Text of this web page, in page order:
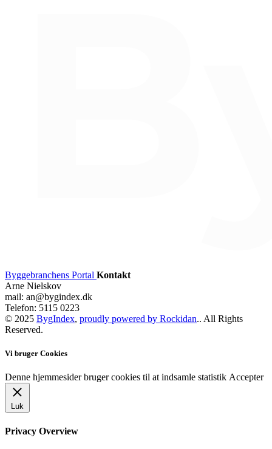
Byggebranchens Portal Kontakt
Arne Nielskov
mail: an@bygindex.dk
Telefon: 5115 0223
© 2025 BygIndex, proudly powered by Rockidan.. All Rights
Reserved.
Vi bruger Cookies
Denne hjemmesider bruger cookies til at indsamle statistik Accepter
Luk
Privacy Overview